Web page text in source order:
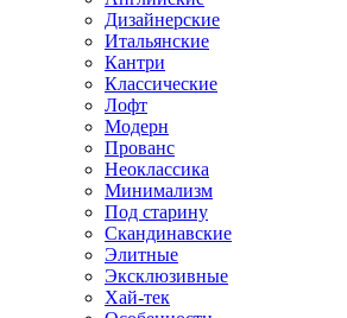
Дизайнерские
Итальянские
Кантри
Классические
Лофт
Модерн
Прованс
Неоклассика
Минимализм
Под старину
Скандинавские
Элитные
Эксклюзивные
Хай-тек